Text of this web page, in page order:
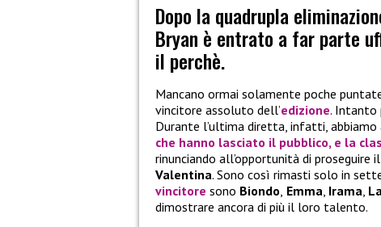
Dopo la quadrupla
Bryan è entrato a far parte
il perchè.
Mancano ormai solamente poche
vincitore assoluto dell’edizione. Intanto
Durante l’ultima diretta, infatti,
che hanno lasciato il pubblico, e la
rinunciando all’opportunità di proseguire
Valentina. Sono così rimasti solo in
vincitore sono Biondo, Emma, Irama,
dimostrare ancora di più il loro talento.